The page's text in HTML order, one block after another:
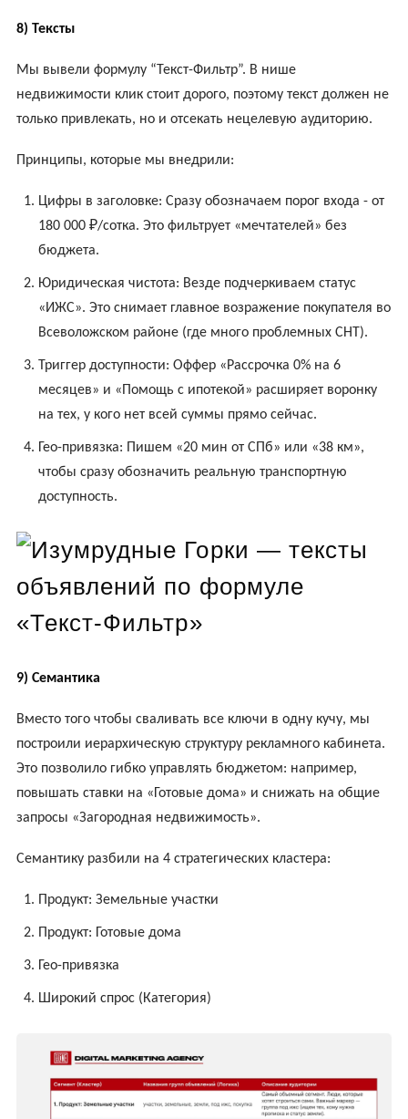
8) Тексты
Мы вывели формулу “Текст-Фильтр”. В нише
недвижимости клик стоит дорого, поэтому текст должен не
только привлекать, но и отсекать нецелевую аудиторию.
Принципы, которые мы внедрили:
Цифры в заголовке: Сразу обозначаем порог входа - от
180 000 ₽/сотка. Это фильтрует «мечтателей» без
бюджета.
Юридическая чистота: Везде подчеркиваем статус
«ИЖС». Это снимает главное возражение покупателя во
Всеволожском районе (где много проблемных СНТ).
Триггер доступности: Оффер «Рассрочка 0% на 6
месяцев» и «Помощь с ипотекой» расширяет воронку
на тех, у кого нет всей суммы прямо сейчас.
Гео-привязка: Пишем «20 мин от СПб» или «38 км»,
чтобы сразу обозначить реальную транспортную
доступность.
9) Семантика
Вместо того чтобы сваливать все ключи в одну кучу, мы
построили иерархическую структуру рекламного кабинета.
Это позволило гибко управлять бюджетом: например,
повышать ставки на «Готовые дома» и снижать на общие
запросы «Загородная недвижимость».
Семантику разбили на 4 стратегических кластера:
Продукт: Земельные участки
Продукт: Готовые дома
Гео-привязка
Широкий спрос (Категория)